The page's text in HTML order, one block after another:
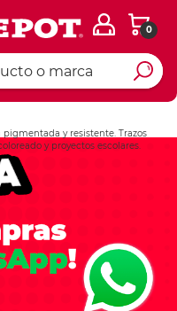
0
y resistente. Trazos
y proyectos escolares.
Ingresar Codigo